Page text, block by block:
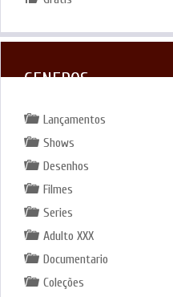
GENEROS
Lançamentos
Shows
Desenhos
Filmes
Series
Adulto XXX
Documentario
Coleções